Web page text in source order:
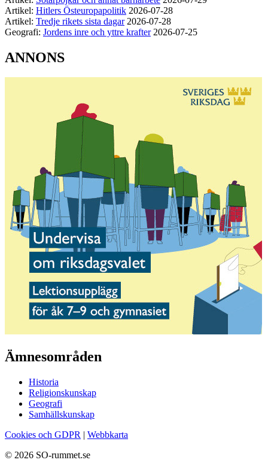
Artikel: Hitlers Östeuropapolitik 2026-07-28
Artikel: Tredje rikets sista dagar 2026-07-28
Geografi: Jordens inre och yttre krafter 2026-07-25
ANNONS
Ämnesområden
Historia
Religionskunskap
Geografi
Samhällskunskap
Cookies och GDPR | Webbkarta
© 2026 SO-rummet.se